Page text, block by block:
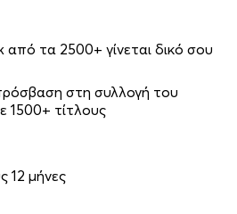
τα 2500+ γίνεται δικό σου
στη συλλογή του
1500+ τίτλους
12 μήνες